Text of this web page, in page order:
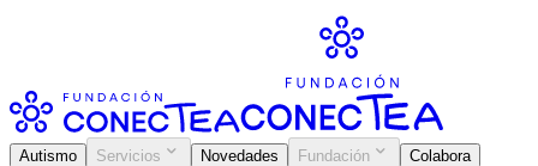
Autismo Servicios Novedades Fundación
Colabora